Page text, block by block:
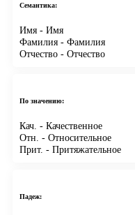
Семантика:
Имя - Имя
Фамилия - Фамилия
Отчество - Отчество
По значению:
Кач. - Качественное
Отн. - Относительное
Прит. - Притяжательное
Падеж: